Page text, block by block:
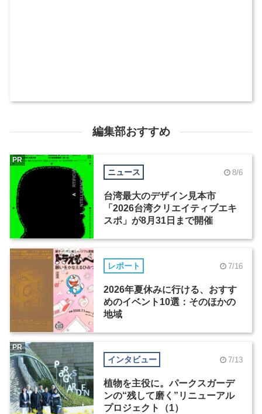
編集部おすすめ
ニュース 8/6
台湾最大のデザイン見本市
「2026台湾クリエイティブエキ
スポ」が8月31日まで開催
PR
レポート 7/16
2026年夏休みに行ける、おすす
めのイベント10選：そのほかの
地域
インタビュー 7/13
植物を主役に。パークスガーデ
ンの“残して磨く”リニューアル
プロジェクト（1）
PR